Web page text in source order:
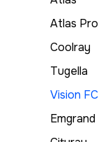
Atlas Pro
Coolray
Tugella
Vision FC
Emgrand